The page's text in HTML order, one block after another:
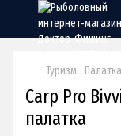
Туризм
Carp Pro
палатка